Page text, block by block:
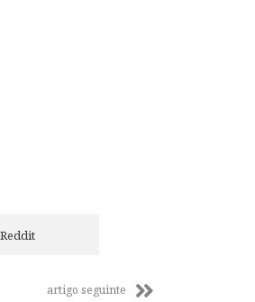
Reddit
artigo seguinte